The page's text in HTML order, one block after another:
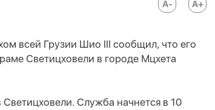
всей Грузии Шио III сообщил, что его
Светицховели в городе Мцхета
Служба начнется в 10